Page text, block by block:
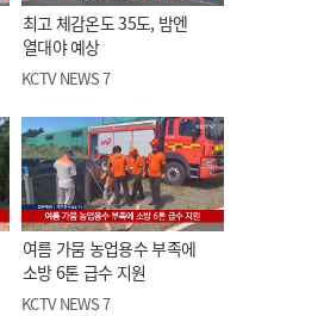
최고 체감온도 35도, 밤엔
열대야 예상
KCTV NEWS 7
여름 가뭄 농업용수 부족에
소방 6톤 급수 지원
KCTV NEWS 7